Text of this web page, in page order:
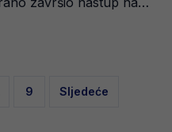
9 Sljedeće